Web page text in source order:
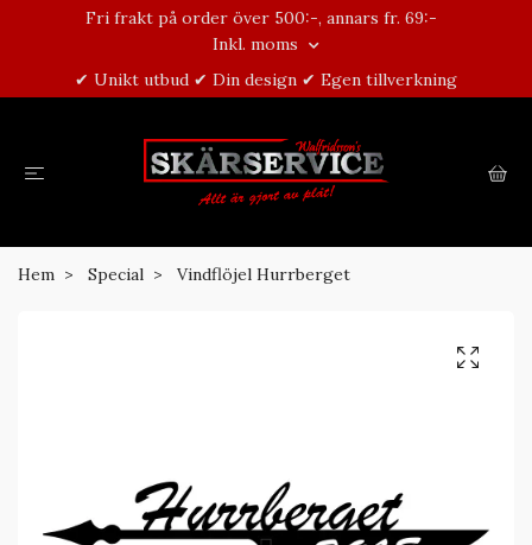
Fri frakt på order över 500:-, annars fr. 69:-
Inkl. moms
✔ Unikt utbud ✔ Din design ✔ Egen tillverkning
Hem Special Vindflöjel Hurrberget